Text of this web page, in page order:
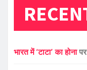
भारत में ‘टाटा’ का होनापर